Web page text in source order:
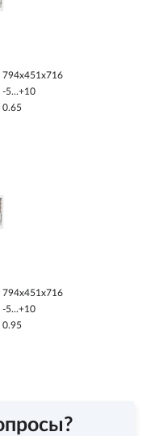
794x451x716
-5...+10
0.65
794x451x716
-5...+10
0.95